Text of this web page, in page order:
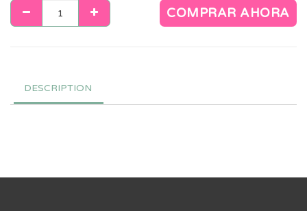
COMPRAR AHORA
DESCRIPTION